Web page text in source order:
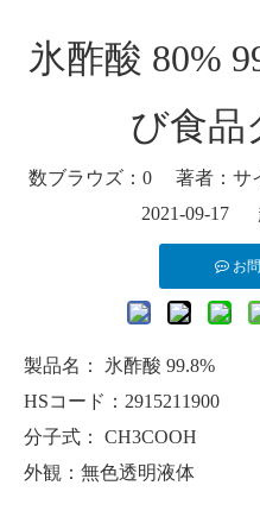
氷酢酸 80%
び食品
数ブラウズ： 0 著者：サ
2021-09-17
お
製品名： 氷酢酸 99.8%
HSコード：2915211900
分子式： CH3COOH
外観：無色透明液体